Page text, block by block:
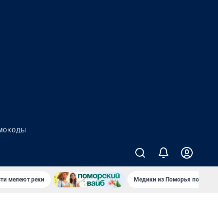
мелеют реки Медики из Поморья поехали